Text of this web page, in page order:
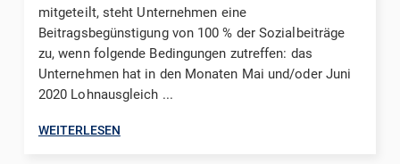
mitgeteilt, steht Unternehmen eine
Beitragsbegünstigung von 100 % der Sozialbeiträge
zu, wenn folgende Bedingungen zutreffen: das
Unternehmen hat in den Monaten Mai und/oder Juni
2020 Lohnausgleich ...
WEITERLESEN